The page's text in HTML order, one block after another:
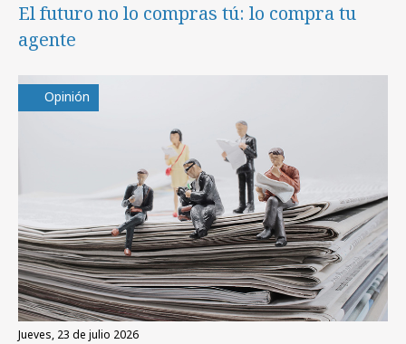
El futuro no lo compras tú: lo compra tu
agente
Opinión
jueves, 23 de julio 2026